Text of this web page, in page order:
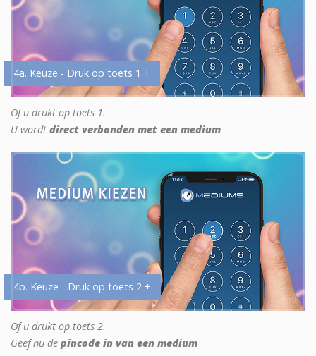
4a. Keuze - Druk op toets 1 +
Of u drukt op toets 1.
U wordt direct verbonden met een medium
4b. Keuze - Druk op toets 2 +
Of u drukt op toets 2.
Geef nu de pincode in van een medium